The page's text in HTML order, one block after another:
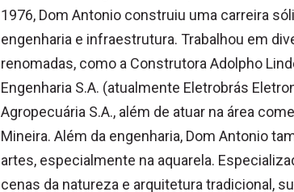
1976, Dom Antonio construiu uma carreira
engenharia e infraestrutura. Trabalhou em
renomadas, como a Construtora Adolpho
Engenharia S.A. (atualmente Eletrobrás
Agropecuária S.A., além de atuar na área
Mineira. Além da engenharia, Dom Antonio
artes, especialmente na aquarela.
cenas da natureza e arquitetura tradicional,